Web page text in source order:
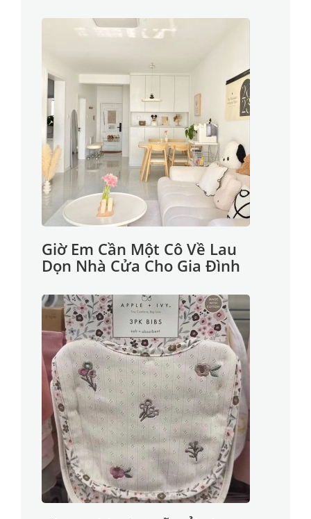
Giờ Em Cần Một Cô Về Lau
Dọn Nhà Cửa Cho Gia Đình